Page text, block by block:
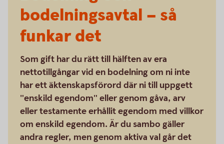
bodelningsavtal – så
funkar det
Som gift har du rätt till hälften av era
nettotillgångar vid en bodelning om ni inte
har ett äktenskapsförord där ni till uppgett
"enskild egendom" eller genom gåva, arv
eller testamente erhållit egendom med villkor
om enskild egendom. Är du sambo gäller
andra regler, men genom aktiva val går det